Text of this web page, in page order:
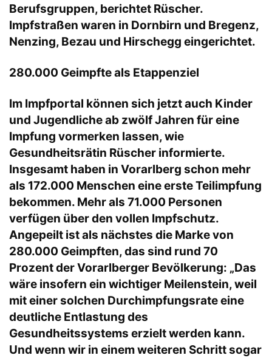
Berufsgruppen, berichtet Rüscher.
Impfstraßen waren in Dornbirn und Bregenz,
Nenzing, Bezau und Hirschegg eingerichtet.
280.000 Geimpfte als Etappenziel
Im Impfportal können sich jetzt auch Kinder
und Jugendliche ab zwölf Jahren für eine
Impfung vormerken lassen, wie
Gesundheitsrätin Rüscher informierte.
Insgesamt haben in Vorarlberg schon mehr
als 172.000 Menschen eine erste Teilimpfung
bekommen. Mehr als 71.000 Personen
verfügen über den vollen Impfschutz.
Angepeilt ist als nächstes die Marke von
280.000 Geimpften, das sind rund 70
Prozent der Vorarlberger Bevölkerung: „Das
wäre insofern ein wichtiger Meilenstein, weil
mit einer solchen Durchimpfungsrate eine
deutliche Entlastung des
Gesundheitssystems erzielt werden kann.
Und wenn wir in einem weiteren Schritt sogar